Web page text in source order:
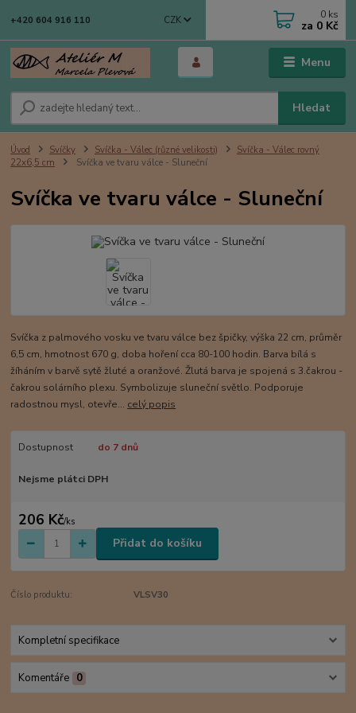
Menu
CZK
Hledat
+420 604 916 110 0 ks
za 0 Kč
Úvod Svíčky Svíčka - Válec (různé velikosti)
Svíčka - Válec rovný
22x6,5 cm
Svíčka ve tvaru válce - Sluneční
Svíčka ve tvaru válce - Sluneční
Svíčka z palmového vosku ve tvaru válce bez špičky, výška 22 cm, průměr
6,5 cm, hmotnost 670 g, doba hoření cca 80-100 hodin. Barva bílá s
žíháním v barvě sytě žluté a oranžové. Žlutá barva je spojená s 3.čakrou -
čakrou solárního plexu. Symbolizuje sluneční světlo. Podporuje
radostnou mysl, otevře... celý popis
Dostupnost do 7 dnů
Nejsme plátci DPH
206 Kč/ks
Přidat do košíku
Číslo produktu: VLSV30
Kompletní specifikace
Komentáře 0